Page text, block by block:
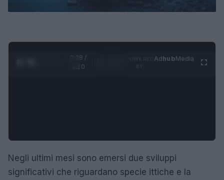
0:29 /
1:20
AdhubMedia
Negli ultimi mesi sono emersi due sviluppi
significativi che riguardano specie ittiche e la